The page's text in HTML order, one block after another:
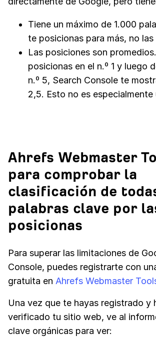
Tiene un máximo de 1.000
te posicionas para más, no las
Las posiciones son
posicionas en el n.º 1 y luego
n.º 5, Search Console te
2,5. Esto no es especialmente
Ahrefs Webmaster
para comprobar la
clasificación de
palabras clave por
posicionas
Para superar las limitaciones de
Console, puedes registrarte con
gratuita en Ahrefs Webmaster
Una vez que te hayas registrado y
verificado tu sitio web, ve al
clave orgánicas para ver: